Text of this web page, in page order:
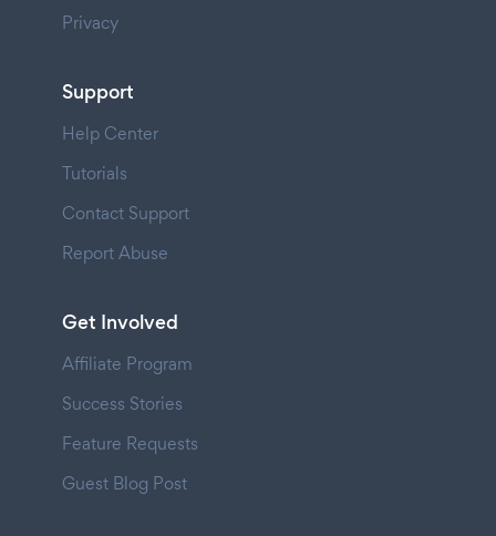
Privacy
Support
Help Center
Tutorials
Contact Support
Report Abuse
Get Involved
Affiliate Program
Success Stories
Feature Requests
Guest Blog Post